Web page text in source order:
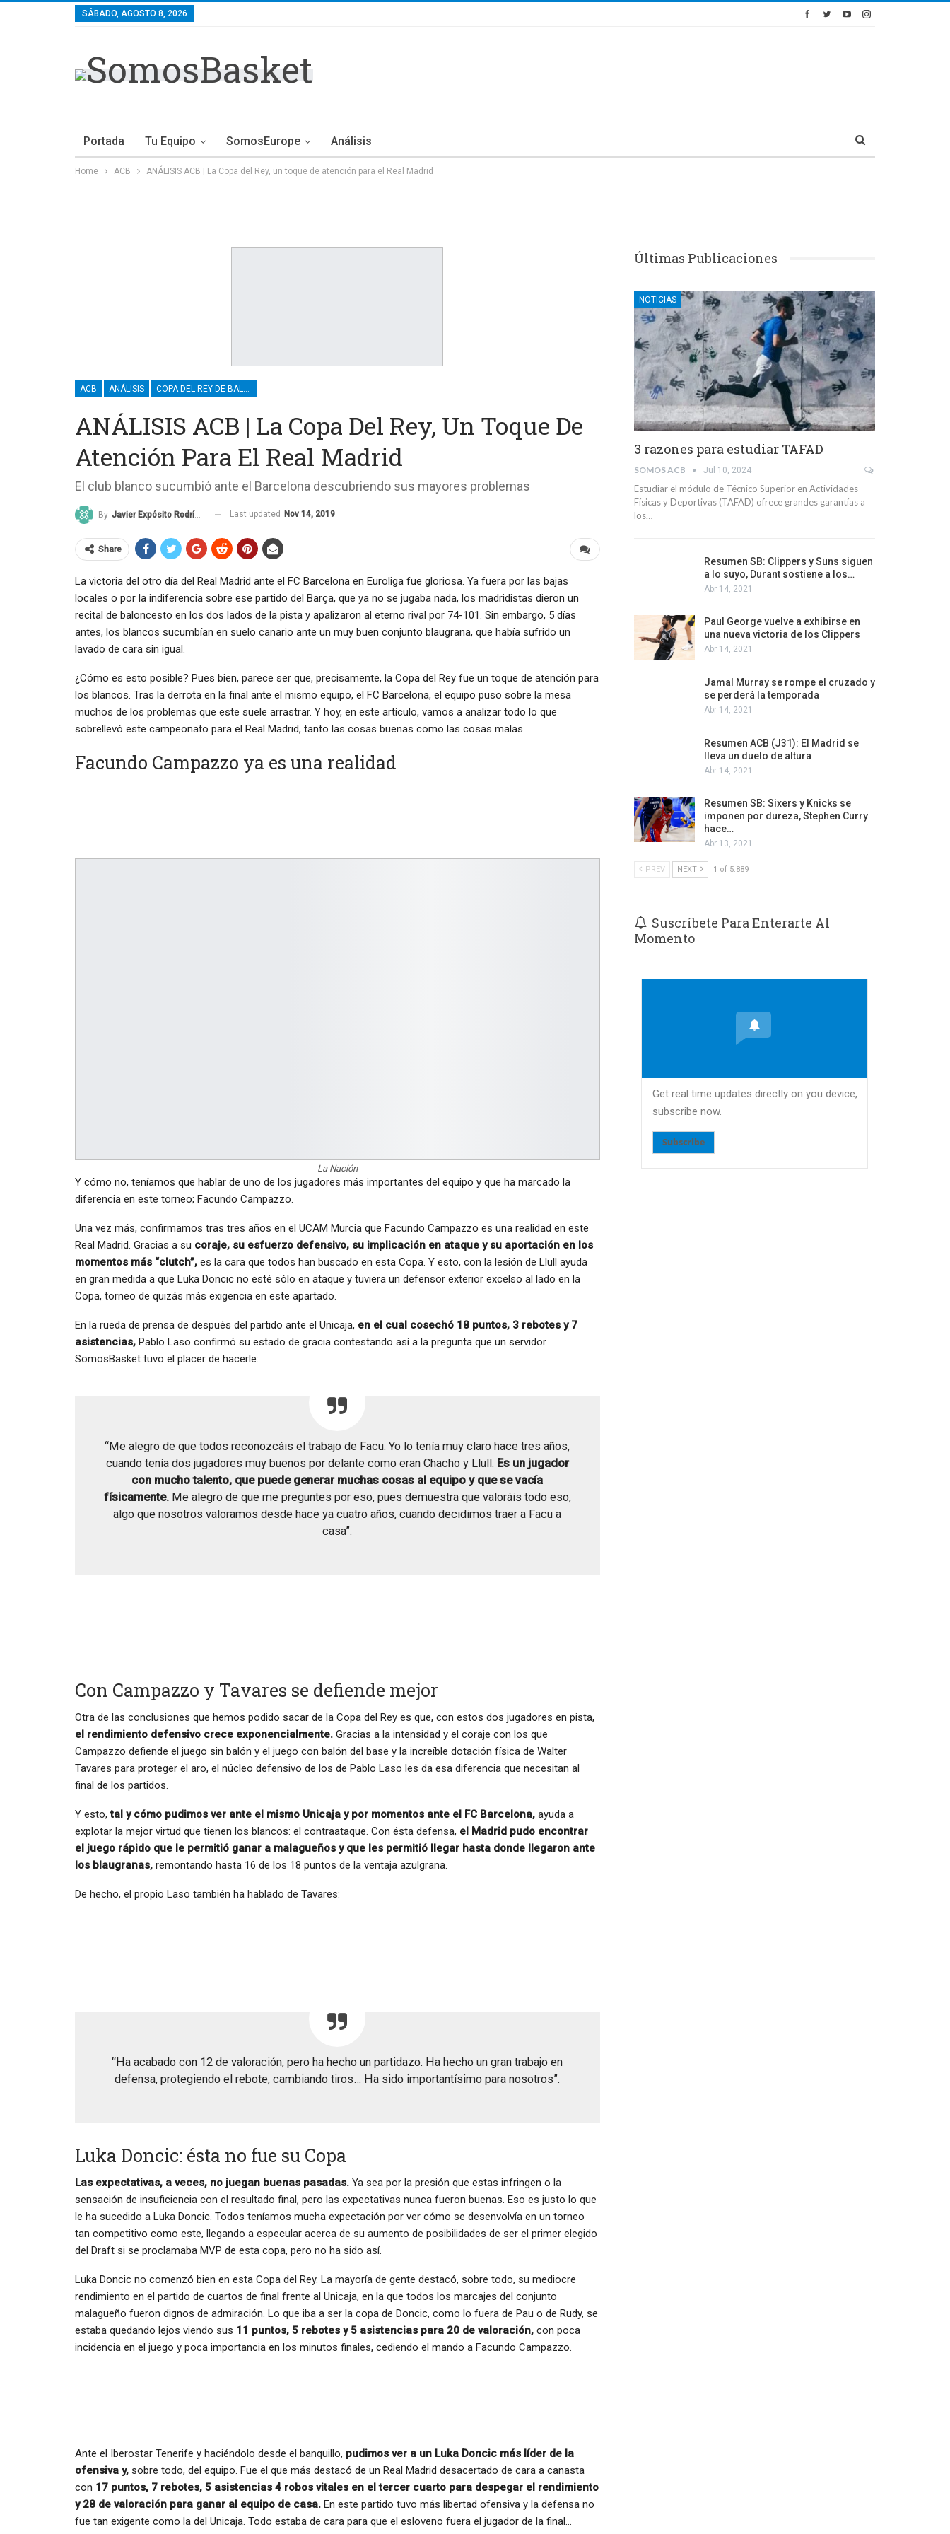
SÁBADO, AGOSTO 8, 2026
Portada Tu Equipo SomosEurope Análisis
Home ACB ANÁLISIS ACB | La Copa del Rey, un toque de atención para el Real Madrid
ACB ANÁLISIS COPA DEL REY DE BALONCESTO
ANÁLISIS ACB | La Copa Del Rey, Un Toque De
Atención Para El Real Madrid
El club blanco sucumbió ante el Barcelona descubriendo sus mayores problemas
By Javier Expósito Rodríguez Last updated Nov 14, 2019
Share
La victoria del otro día del Real Madrid ante el FC Barcelona en Euroliga fue gloriosa. Ya fuera por las bajas
locales o por la indiferencia sobre ese partido del Barça, que ya no se jugaba nada, los madridistas dieron un
recital de baloncesto en los dos lados de la pista y apalizaron al eterno rival por 74-101. Sin embargo, 5 días
antes, los blancos sucumbían en suelo canario ante un muy buen conjunto blaugrana, que había sufrido un
lavado de cara sin igual.
¿Cómo es esto posible? Pues bien, parece ser que, precisamente, la Copa del Rey fue un toque de atención para
los blancos. Tras la derrota en la final ante el mismo equipo, el FC Barcelona, el equipo puso sobre la mesa
muchos de los problemas que este suele arrastrar. Y hoy, en este artículo, vamos a analizar todo lo que
sobrellevó este campeonato para el Real Madrid, tanto las cosas buenas como las cosas malas.
Facundo Campazzo ya es una realidad
La Nación
Y cómo no, teníamos que hablar de uno de los jugadores más importantes del equipo y que ha marcado la
diferencia en este torneo; Facundo Campazzo.
Una vez más, confirmamos tras tres años en el UCAM Murcia que Facundo Campazzo es una realidad en este
Real Madrid. Gracias a su coraje, su esfuerzo defensivo, su implicación en ataque y su aportación en los
momentos más “clutch”, es la cara que todos han buscado en esta Copa. Y esto, con la lesión de Llull ayuda
en gran medida a que Luka Doncic no esté sólo en ataque y tuviera un defensor exterior excelso al lado en la
Copa, torneo de quizás más exigencia en este apartado.
En la rueda de prensa de después del partido ante el Unicaja, en el cual cosechó 18 puntos, 3 rebotes y 7
asistencias, Pablo Laso confirmó su estado de gracia contestando así a la pregunta que un servidor
SomosBasket tuvo el placer de hacerle:
“Me alegro de que todos reconozcáis el trabajo de Facu. Yo lo tenía muy claro hace tres años,
cuando tenía dos jugadores muy buenos por delante como eran Chacho y Llull. Es un jugador
con mucho talento, que puede generar muchas cosas al equipo y que se vacía
físicamente.Me alegro de que me preguntes por eso, pues demuestra que valoráis todo eso,
algo que nosotros valoramos desde hace ya cuatro años, cuando decidimos traer a Facu a
casa”.
Con Campazzo y Tavares se defiende mejor
Otra de las conclusiones que hemos podido sacar de la Copa del Rey es que, con estos dos jugadores en pista,
el rendimiento defensivo crece exponencialmente. Gracias a la intensidad y el coraje con los que
Campazzo defiende el juego sin balón y el juego con balón del base y la increíble dotación física de Walter
Tavares para proteger el aro, el núcleo defensivo de los de Pablo Laso les da esa diferencia que necesitan al
final de los partidos.
Y esto,tal y cómo pudimos ver ante el mismo Unicaja y por momentos ante el FC Barcelona, ayuda a
explotar la mejor virtud que tienen los blancos: el contraataque. Con ésta defensa, el Madrid pudo encontrar
el juego rápido que le permitió ganar a malagueños y que les permitió llegar hasta donde llegaron ante
los blaugranas, remontando hasta 16 de los 18 puntos de la ventaja azulgrana.
De hecho, el propio Laso también ha hablado de Tavares:
“Ha acabado con 12 de valoración, pero ha hecho un partidazo. Ha hecho un gran trabajo en
defensa, protegiendo el rebote, cambiando tiros… Ha sido importantísimo para nosotros”.
Luka Doncic: ésta no fue su Copa
Las expectativas, a veces, no juegan buenas pasadas. Ya sea por la presión que estas infringen o la
sensación de insuficiencia con el resultado final, pero las expectativas nunca fueron buenas. Eso es justo lo que
le ha sucedido a Luka Doncic. Todos teníamos mucha expectación por ver cómo se desenvolvía en un torneo
tan competitivo como este, llegando a especular acerca de su aumento de posibilidades de ser el primer elegido
del Draft si se proclamaba MVP de esta copa, pero no ha sido así.
Luka Doncic no comenzó bien en esta Copa del Rey. La mayoría de gente destacó, sobre todo, su mediocre
rendimiento en el partido de cuartos de final frente al Unicaja, en la que todos los marcajes del conjunto
malagueño fueron dignos de admiración. Lo que iba a ser la copa de Doncic, como lo fuera de Pau o de Rudy, se
estaba quedando lejos viendo sus 11 puntos, 5 rebotes y 5 asistencias para 20 de valoración, con poca
incidencia en el juego y poca importancia en los minutos finales, cediendo el mando a Facundo Campazzo.
Ante el Iberostar Tenerife y haciéndolo desde el banquillo, pudimos ver a un Luka Doncic más líder de la
ofensiva y, sobre todo, del equipo. Fue el que más destacó de un Real Madrid desacertado de cara a canasta
con 17 puntos, 7 rebotes, 5 asistencias 4 robos vitales en el tercer cuarto para despegar el rendimiento
y 28 de valoración para ganar al equipo de casa. En este partido tuvo más libertad ofensiva y la defensa no
fue tan exigente como la del Unicaja. Todo estaba de cara para que el esloveno fuera el jugador de la final…
Últimas Publicaciones
NOTICIAS
3 razones para estudiar TAFAD
SOMOS ACB Jul 10, 2024
Estudiar el módulo de Técnico Superior en Actividades
Físicas y Deportivas (TAFAD) ofrece grandes garantías a
los…
Resumen SB: Clippers y Suns siguen
a lo suyo, Durant sostiene a los…
Abr 14, 2021
Paul George vuelve a exhibirse en
una nueva victoria de los Clippers
Abr 14, 2021
Jamal Murray se rompe el cruzado y
se perderá la temporada
Abr 14, 2021
Resumen ACB (J31): El Madrid se
lleva un duelo de altura
Abr 14, 2021
Resumen SB: Sixers y Knicks se
imponen por dureza, Stephen Curry
hace…
Abr 13, 2021
PREV NEXT 1 of 5.889
Suscríbete Para Enterarte Al
Momento
Get real time updates directly on you device,
subscribe now.
Subscribe